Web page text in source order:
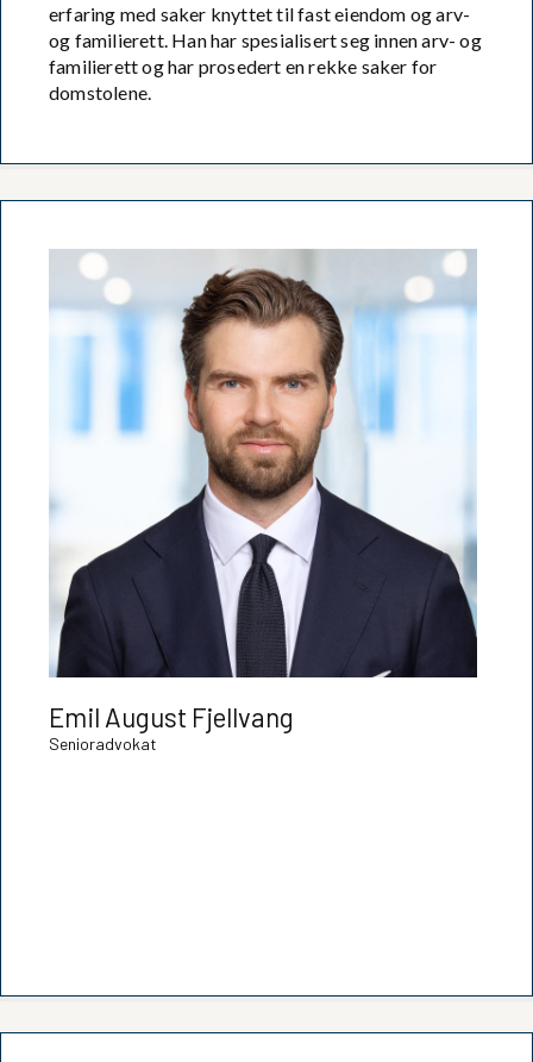
erfaring med saker knyttet til fast eiendom og arv-
og familierett. Han har spesialisert seg innen arv- og
familierett og har prosedert en rekke saker for
domstolene.
Emil August Fjellvang
Senioradvokat